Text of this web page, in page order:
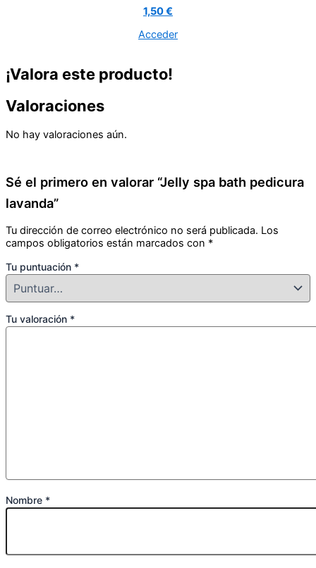
1,50 €
Acceder
¡Valora este producto!
Valoraciones
No hay valoraciones aún.
Sé el primero en valorar “Jelly spa bath pedicura
lavanda”
Tu dirección de correo electrónico no será publicada. Los
campos obligatorios están marcados con *
Tu puntuación *
Tu valoración *
Nombre *